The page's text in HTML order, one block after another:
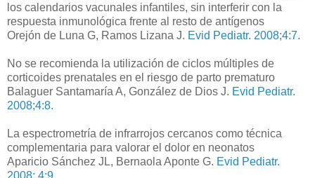
los calendarios vacunales infantiles, sin interferir con la
respuesta inmunológica frente al resto de antígenos
Orejón de Luna G, Ramos Lizana J. Evid Pediatr. 2008;4:7.
No se recomienda la utilización de ciclos múltiples de
corticoides prenatales en el riesgo de parto prematuro
Balaguer Santamaría A, González de Dios J. Evid Pediatr.
2008;4:8.
La espectrometría de infrarrojos cercanos como técnica
complementaria para valorar el dolor en neonatos
Aparicio Sánchez JL, Bernaola Aponte G. Evid Pediatr.
2008; 4:9.